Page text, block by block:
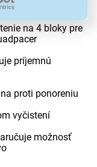
nastaveným
na 4 bloky pre
príjemnú
proti ponoreniu
vyčistení
možnosť